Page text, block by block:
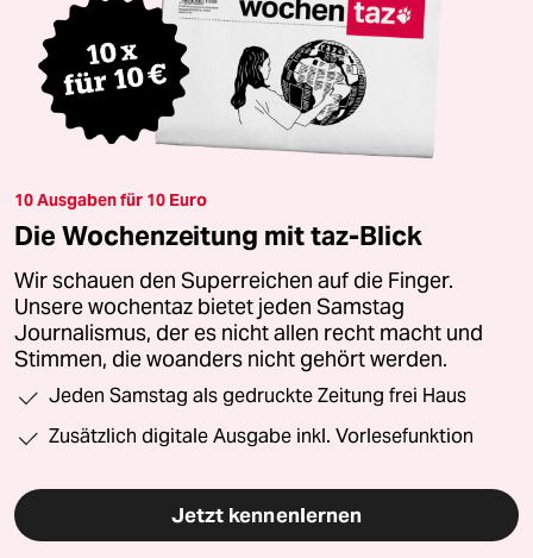
10 Ausgaben für 10 Euro
Die Wochenzeitung mit taz-Blick
Wir schauen den Superreichen auf die Finger.
Unsere wochentaz bietet jeden Samstag
Journalismus, der es nicht allen recht macht und
Stimmen, die woanders nicht gehört werden.
Jeden Samstag als gedruckte Zeitung frei Haus
Zusätzlich digitale Ausgabe inkl. Vorlesefunktion
Jetzt kennenlernen